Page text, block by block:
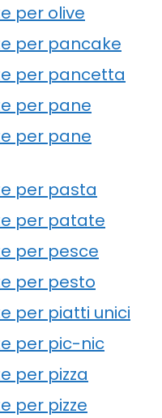
per olive
per pancake
per pancetta
per pane
per pane
per pasta
per patate
per pesce
per pesto
per piatti unici
per pic-nic
per pizza
per pizze